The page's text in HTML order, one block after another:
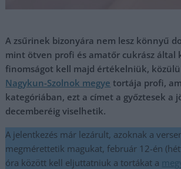
A zsűrinek bizonyára nem lesz könnyű
mint ötven profi és amatőr cukrász által
finomságot kell majd értékelniük,
Nagykun-Szolnok megye tortája profi,
kategóriában, ezt a címet a győztesek a
decemberéig viselhetik.
A jelentkezés már lezárult, azoknak a
megmérettetik magukat, február 12-én
óra között kell eljuttatniuk a tortákat a